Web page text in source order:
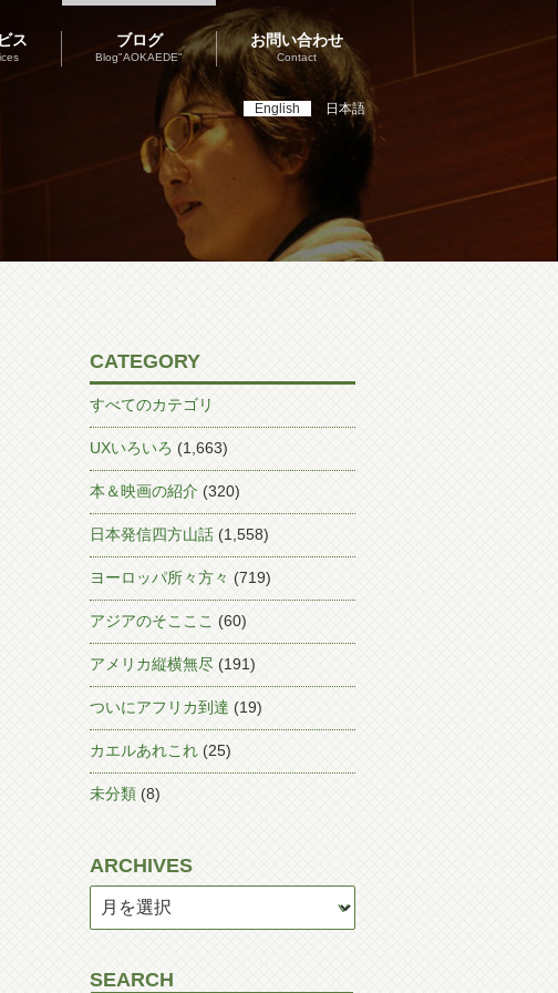
English 日本語
ス ブログ
Blog"AOKAEDE"
お問い合わせ
Contact
CATEGORY
すべてのカテゴリ
UXいろいろ (1,663)
本＆映画の紹介 (320)
日本発信四方山話 (1,558)
ヨーロッパ所々方々 (719)
アジアのそこここ (60)
アメリカ縦横無尽 (191)
ついにアフリカ到達 (19)
カエルあれこれ (25)
未分類 (8)
ARCHIVES
SEARCH